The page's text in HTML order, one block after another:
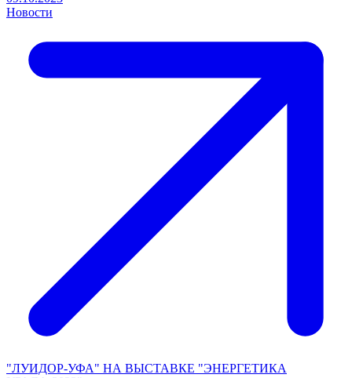
Новости
"ЛУИДОР-УФА" НА ВЫСТАВКЕ "ЭНЕРГЕТИКА